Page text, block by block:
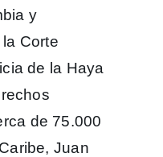
y
Corte
de la Haya
de 75.000
Juan